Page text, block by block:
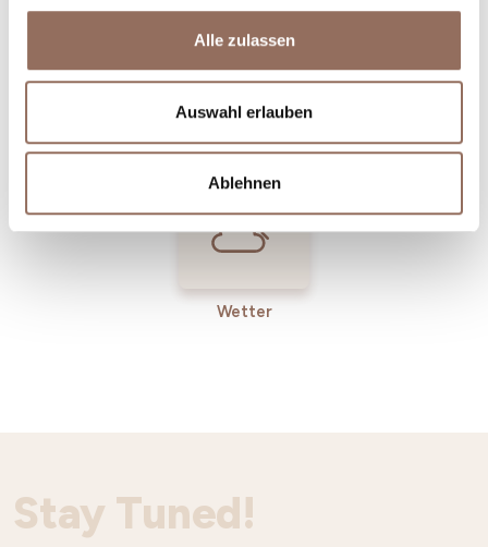
Alle zulassen
Auswahl erlauben
Ablehnen
Wetter
Stay Tuned!